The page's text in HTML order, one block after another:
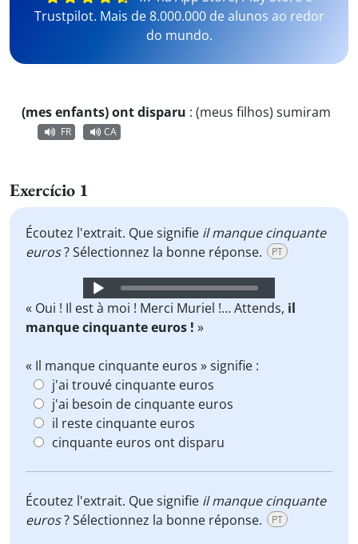
Trustpilot. Mais de 8.000.000 de alunos ao redor
do mundo.
(mes enfants) ont disparu : (meus filhos) sumiram
FR CA
Exercício 1
Écoutez l'extrait. Que signifie il manque cinquante
euros? Sélectionnez la bonne réponse. PT
Audio
Player
« Oui ! Il est à moi ! Merci Muriel !… Attends, il
manque cinquante euros ! »
« Il manque cinquante euros » signifie :
j'ai trouvé cinquante euros
j'ai besoin de cinquante euros
il reste cinquante euros
cinquante euros ont disparu
Écoutez l'extrait. Que signifie il manque cinquante
euros? Sélectionnez la bonne réponse. PT